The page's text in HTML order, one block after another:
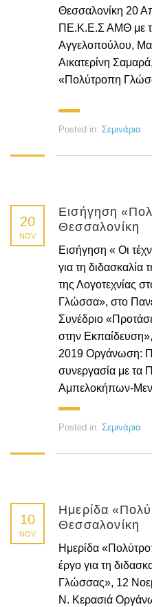
Θεσσαλονίκη 20
ΠΕ.Κ.Ε.Σ ΑΜΘ με
Αγγελοπούλου,
Αικατερίνη
«Πολύτροπη
Posted in: Σεμινάρια
20
NOV
Εισήγηση
Θεσσαλονίκη
Εισήγηση « Οι
για τη διδασκαλία
της Λογοτεχνίας
Γλώσσα», στο
Συνέδριο
στην
2019 Οργάνωση:
συνεργασία με τα
Αμπελοκήπων-
Posted in: Σεμινάρια
10
NOV
Ημερίδα
Θεσσαλονίκη
Ημερίδα
έργο για τη
Γλώσσας», 12
Ν. Κερασιά